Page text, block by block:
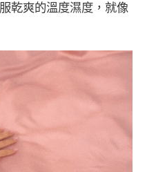
乾爽的溫度濕度，就像